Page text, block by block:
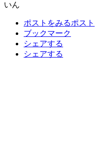
いん
ポストをみるポスト
ブックマーク
シェアする
シェアする